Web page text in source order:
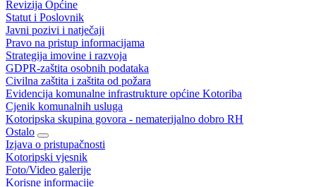
Revizija Općine
Statut i Poslovnik
Javni pozivi i natječaji
Pravo na pristup informacijama
Strategija imovine i razvoja
GDPR-zaštita osobnih podataka
Civilna zaštita i zaštita od požara
Evidencija komunalne infrastrukture općine Kotoriba
Cjenik komunalnih usluga
Kotoripska skupina govora - nematerijalno dobro RH
Ostalo
Izjava o pristupačnosti
Kotoripski vjesnik
Foto/Video galerije
Korisne informacije